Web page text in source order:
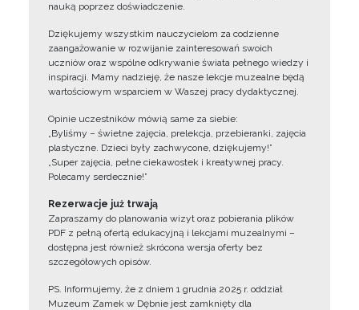
nauką poprzez doświadczenie.
Dziękujemy wszystkim nauczycielom za codzienne
zaangażowanie w rozwijanie zainteresowań swoich
uczniów oraz wspólne odkrywanie świata pełnego wiedzy i
inspiracji. Mamy nadzieję, że nasze lekcje muzealne będą
wartościowym wsparciem w Waszej pracy dydaktycznej.
Opinie uczestników mówią same za siebie:
„Byliśmy – świetne zajęcia, prelekcja, przebieranki, zajęcia
plastyczne. Dzieci były zachwycone, dziękujemy!”
„Super zajęcia, pełne ciekawostek i kreatywnej pracy.
Polecamy serdecznie!”
Rezerwacje już trwają
Zapraszamy do planowania wizyt oraz pobierania plików
PDF z pełną ofertą edukacyjną i lekcjami muzealnymi –
dostępna jest również skrócona wersja oferty bez
szczegółowych opisów.
PS. Informujemy, że z dniem 1 grudnia 2025 r. oddział
Muzeum Zamek w Dębnie jest zamknięty dla